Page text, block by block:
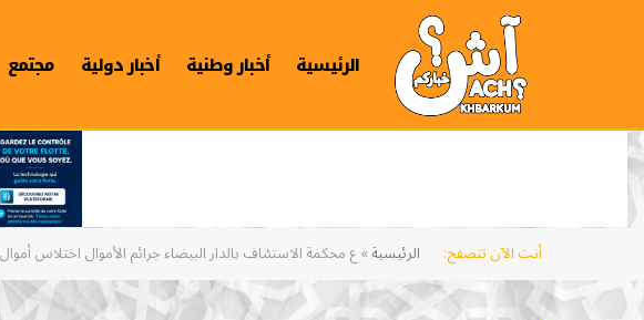
الرئيسية أخبار وطنية أخبار دولية مجتمع
أنت الآن تتصفح: الرئيسية»ع محكمة الاستئناف بالدار البيضاء جرائم الأموال اختلاس